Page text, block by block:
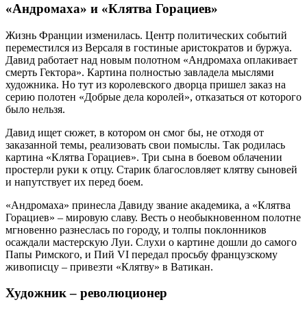
«Андромаха» и «Клятва Горациев»
Жизнь Франции изменилась. Центр политических событий
переместился из Версаля в гостиные аристократов и буржуа.
Давид работает над новым полотном «Андромаха оплакивает
смерть Гектора». Картина полностью завладела мыслями
художника. Но тут из королевского дворца пришел заказ на
серию полотен «Добрые дела королей», отказаться от которого
было нельзя.
Давид ищет сюжет, в котором он смог бы, не отходя от
заказанной темы, реализовать свои помыслы. Так родилась
картина «Клятва Горациев». Три сына в боевом облачении
простерли руки к отцу. Старик благословляет клятву сыновей
и напутствует их перед боем.
«Андромаха» принесла Давиду звание академика, а «Клятва
Горациев» – мировую славу. Весть о необыкновенном полотне
мгновенно разнеслась по городу, и толпы поклонников
осаждали мастерскую Луи. Слухи о картине дошли до самого
Папы Римского, и Пий VI передал просьбу французскому
живописцу – привезти «Клятву» в Ватикан.
Художник – революционер